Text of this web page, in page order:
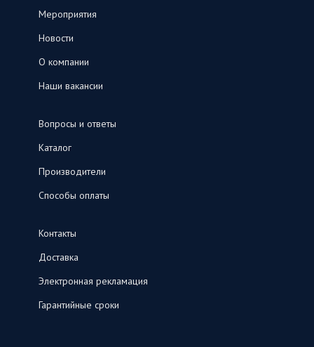
Мероприятия
Новости
О компании
Наши вакансии
Вопросы и ответы
Каталог
Производители
Способы оплаты
Контакты
Доставка
Электронная рекламация
Гарантийные сроки